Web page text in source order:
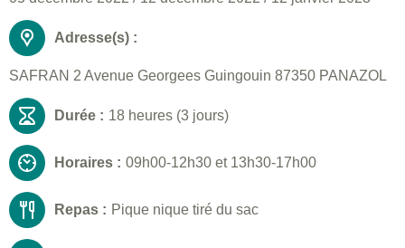
Adresse(s) :
SAFRAN 2 Avenue Georgees Guingouin 87350 PANAZOL
Durée : 18 heures (3 jours)
Horaires : 09h00-12h30 et 13h30-17h00
Repas : Pique nique tiré du sac